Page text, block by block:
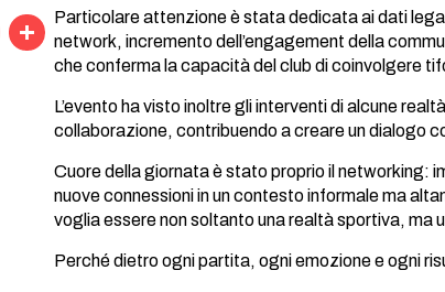
Condividi
Particolare attenzione è stata dedicata ai dati
network, incremento dell’engagement della
che conferma la capacità del club di coinvolgere
L’evento ha visto inoltre gli interventi di alcune
collaborazione, contribuendo a creare un dialogo
Cuore della giornata è stato proprio il networking:
nuove connessioni in un contesto informale ma
voglia essere non soltanto una realtà sportiva, ma
Perché dietro ogni partita, ogni emozione e ogni